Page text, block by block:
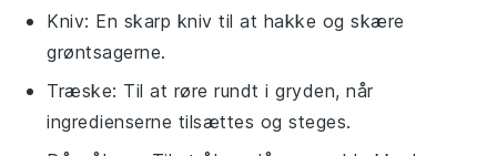
Kniv: En skarp kniv til at hakke og skære
grøntsagerne.
Træske: Til at røre rundt i gryden, når
ingredienserne tilsættes og steges.